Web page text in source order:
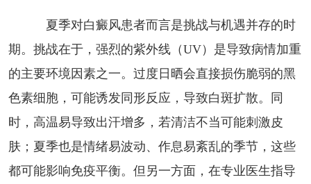
夏季对白癜风患者而言是挑战与机遇并存的时
期。挑战在于，强烈的紫外线（UV）是导致病情加重
的主要环境因素之一。过度日晒会直接损伤脆弱的黑
色素细胞，可能诱发同形反应，导致白斑扩散。同
时，高温易导致出汗增多，若清洁不当可能刺激皮
肤；夏季也是情绪易波动、作息易紊乱的季节，这些
都可能影响免疫平衡。但另一方面，在专业医生指导